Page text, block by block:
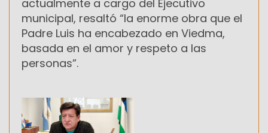
actualmente a cargo del Ejecutivo
municipal, resaltó “la enorme obra que el
Padre Luis ha encabezado en Viedma,
basada en el amor y respeto a las
personas”.